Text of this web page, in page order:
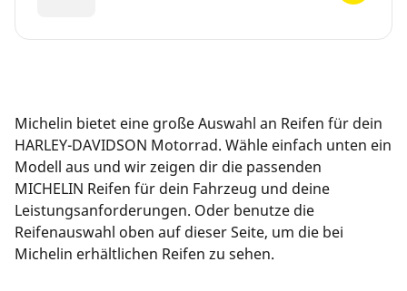
Michelin bietet eine große Auswahl an Reifen für dein
HARLEY-DAVIDSON Motorrad. Wähle einfach unten ein
Modell aus und wir zeigen dir die passenden
MICHELIN Reifen für dein Fahrzeug und deine
Leistungsanforderungen. Oder benutze die
Reifenauswahl oben auf dieser Seite, um die bei
Michelin erhältlichen Reifen zu sehen.